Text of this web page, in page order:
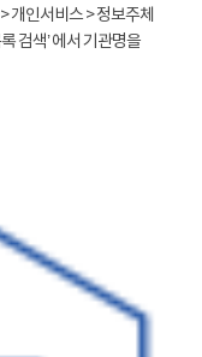
개인서비스 > 정보주체
검색’ 에서 기관명을